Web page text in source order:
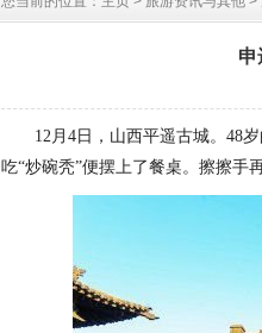
申
12月4日，山西平遥古城。48
吃“炒碗秃”便摆上了餐桌。擦擦手